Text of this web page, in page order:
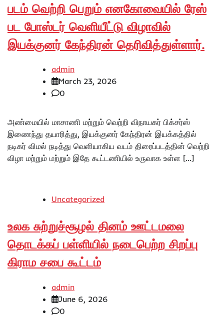
படம் வெற்றி பெறும் எனகோவையில் ரேஸ்
பட போஸ்டர் வெளியீட்டு விழாவில்
இயக்குனர் கேந்திரன் தெரிவித்துள்ளார்.
admin
March 23, 2026
0
அண்மையில் மாசாணி மற்றும் வெற்றி விநாயகர் பிக்சர்ஸ்
இணைந்து தயாரித்து, இயக்குனர் கேந்திரன் இயக்கத்தில்
நடிகர் விமல் நடித்து வெளியாகிய வடம் திரைப்படத்தின் வெற்றி
விழா மற்றும் மற்றும் இதே கூட்டணியில் உருவாக உள்ள […]
Uncategorized
உலக சுற்றுச்சூழல் தினம் ஊட்டமலை
தொடக்கப் பள்ளியில் நடைபெற்ற சிறப்பு
கிராம சபை கூட்டம்
admin
June 6, 2026
0